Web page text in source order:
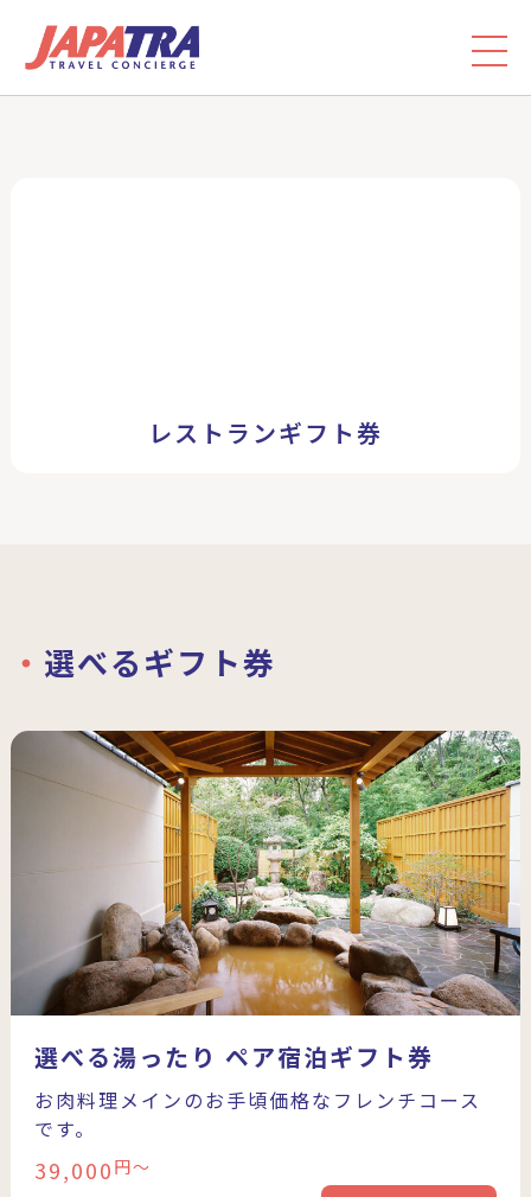
レストランギフト券
選べるギフト券
選べる湯ったり ペア宿泊ギフト券
お肉料理メインのお手頃価格なフレンチコース
です。
39,000 円〜